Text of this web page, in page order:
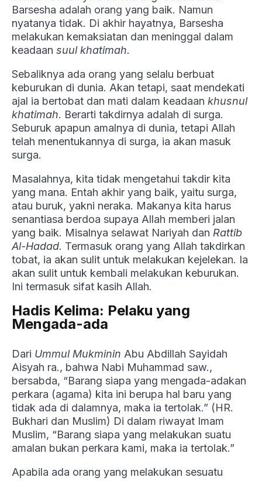
Barsesha adalah orang yang baik. Namun
nyatanya tidak. Di akhir hayatnya, Barsesha
melakukan kemaksiatan dan meninggal dalam
keadaan suul khatimah.
Sebaliknya ada orang yang selalu berbuat
keburukan di dunia. Akan tetapi, saat mendekati
ajal ia bertobat dan mati dalam keadaan khusnul
khatimah. Berarti takdirnya adalah di surga.
Seburuk apapun amalnya di dunia, tetapi Allah
telah menentukannya di surga, ia akan masuk
surga.
Masalahnya, kita tidak mengetahui takdir kita
yang mana. Entah akhir yang baik, yaitu surga,
atau buruk, yakni neraka. Makanya kita harus
senantiasa berdoa supaya Allah memberi jalan
yang baik. Misalnya selawat Nariyah dan Rattib
Al-Hadad. Termasuk orang yang Allah takdirkan
tobat, ia akan sulit untuk melakukan kejelekan. Ia
akan sulit untuk kembali melakukan keburukan.
Ini termasuk sifat kasih Allah.
Hadis Kelima: Pelaku yang
Mengada-ada
Dari Ummul Mukminin Abu Abdillah Sayidah
Aisyah ra., bahwa Nabi Muhammad saw.,
bersabda, “Barang siapa yang mengada-adakan
perkara (agama) kita ini berupa hal baru yang
tidak ada di dalamnya, maka ia tertolak.” (HR.
Bukhari dan Muslim) Di dalam riwayat Imam
Muslim, “Barang siapa yang melakukan suatu
amalan bukan perkara kami, maka ia tertolak.”
Apabila ada orang yang melakukan sesuatu